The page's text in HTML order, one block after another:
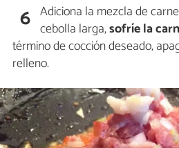
6 Adiciona la mezcla de
cebolla larga,sofríe la
término de cocción deseado,
relleno.